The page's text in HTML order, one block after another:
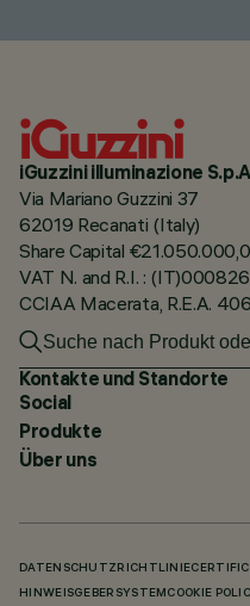
iGuzzini illuminazione S.p.A
Via Mariano Guzzini 37
62019 Recanati (Italy)
Share Capital
VAT N. and R.I. :
CCIAA Macerata, R.E.A.
Kontakte und Standorte
Social
Produkte
Über uns
DATENSCHUTZRICHTLINIE
HINWEISGEBERSYSTEM COOKIE